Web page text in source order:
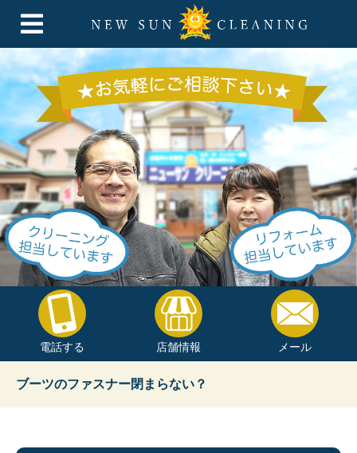
電話する 店舗情報 メール
ブーツのファスナー閉まらない？